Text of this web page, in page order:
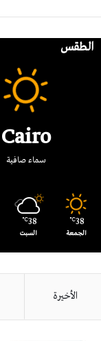
الطقس
Cairo
سماء صافية
38
℃
الجمعة
38
℃
السبت
الأخيرة